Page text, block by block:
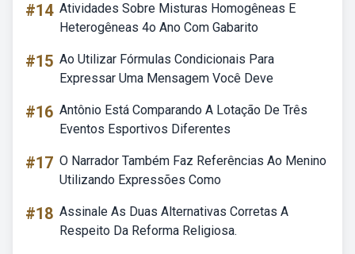
#14 Atividades Sobre Misturas Homogêneas E
Heterogêneas 4o Ano Com Gabarito
#15 Ao Utilizar Fórmulas Condicionais Para
Expressar Uma Mensagem Você Deve
#16 Antônio Está Comparando A Lotação De Três
Eventos Esportivos Diferentes
#17 O Narrador Também Faz Referências Ao Menino
Utilizando Expressões Como
#18 Assinale As Duas Alternativas Corretas A
Respeito Da Reforma Religiosa.